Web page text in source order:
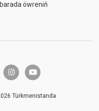
öwreniň
instagramyoutube
Türkmenistanda